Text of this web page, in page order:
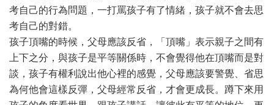
考自己的行為問題，一打罵孩子有了情緒，孩子就不會去思
考自己的對錯。
孩子頂嘴的時候，父母應該反省，「頂嘴」表示親子之間有
上下之分，與孩子是平等關係時，不會覺得他在頂嘴而是對
談，孩子有權利說出他心裡的感覺，父母應該要警覺、省思
為何他會這樣反彈，父母經常反省，才會更成長。蹲下來用